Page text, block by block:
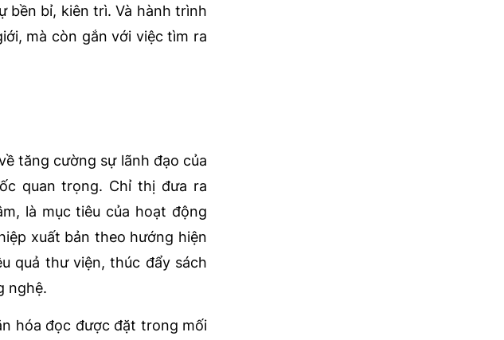
bền bỉ, kiên trì. Và hành trình
mà còn gắn với việc tìm ra
tăng cường sự lãnh đạo của
quan trọng. Chỉ thị đưa ra
là mục tiêu của hoạt động
xuất bản theo hướng hiện
quả thư viện, thúc đẩy sách
nghệ.
hóa đọc được đặt trong mối